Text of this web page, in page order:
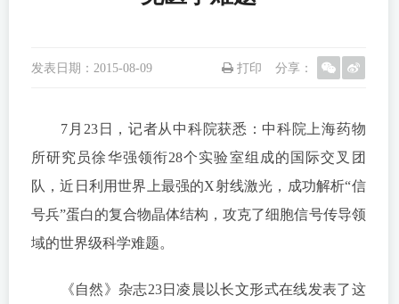
发表日期： 2015-08-09 分享：
打印
7月23日，记者从中科院获悉：中科院上海药物
所研究员徐华强领衔28个实验室组成的国际交叉团
队，近日利用世界上最强的X射线激光，成功解析“信
号兵”蛋白的复合物晶体结构，攻克了细胞信号传导领
域的世界级科学难题。
《自然》杂志23日凌晨以长文形式在线发表了这